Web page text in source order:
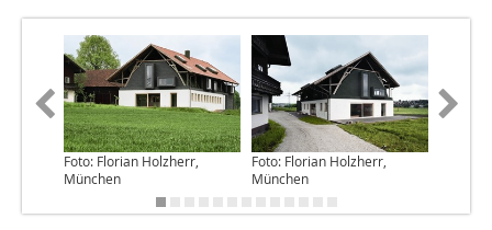
Foto: Florian Holzherr,
München
Foto: Florian Holzherr,
München